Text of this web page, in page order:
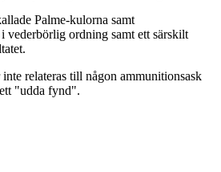
Palme-kulorna samt
ordning samt ett särskilt
relateras till någon ammunitionsask
"udda fynd".